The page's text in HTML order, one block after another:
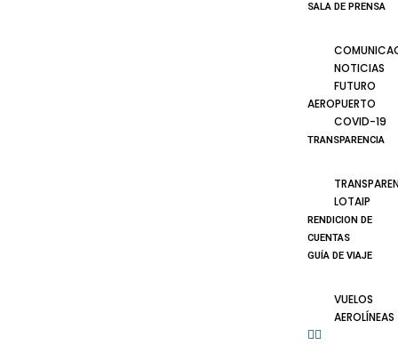
SALA DE PRENSA
NOTICIAS
FUTURO
AEROPUERTO
COVID-19
TRANSPARENCIA
LOTAIP
RENDICION DE
CUENTAS
GUÍA DE VIAJE
VUELOS
AEROLÍNEAS